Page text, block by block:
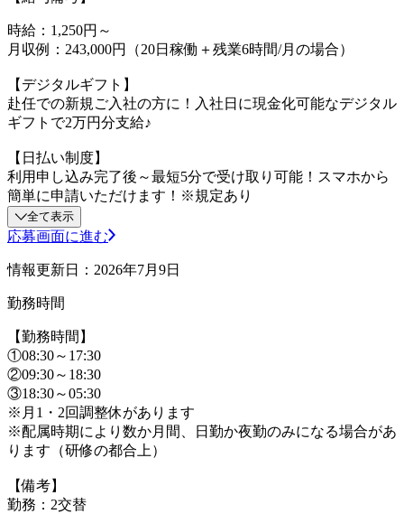
時給：1,250円～
月収例：243,000円（20日稼働＋残業6時間/月の場合）
【デジタルギフト】
赴任での新規ご入社の方に！入社日に現金化可能なデジタル
ギフトで2万円分支給♪
【日払い制度】
利用申し込み完了後～最短5分で受け取り可能！スマホから
簡単に申請いただけます！※規定あり
全て表示
応募画面に進む
情報更新日：2026年7月9日
勤務時間
【勤務時間】
①08:30～17:30
②09:30～18:30
③18:30～05:30
※月1・2回調整休があります
※配属時期により数か月間、日勤か夜勤のみになる場合があ
ります（研修の都合上）
【備考】
勤務：2交替